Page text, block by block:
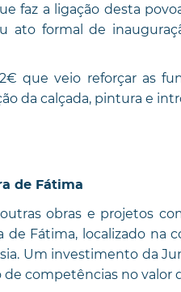
faz a ligação desta
ato formal de
que veio reforçar as
da calçada, pintura e
de Fátima
obras e projetos
de Fátima, localizado na
Um investimento da
competências no valor